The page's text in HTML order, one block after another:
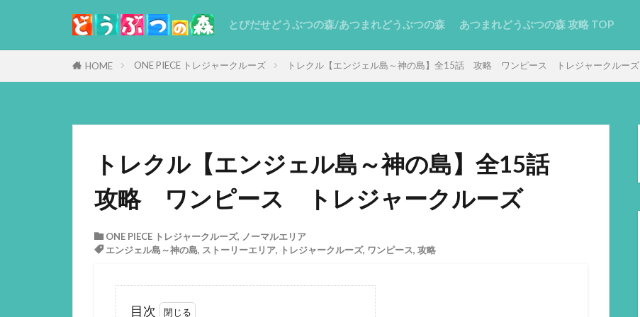
とびだせどうぶつの森/あつまれどうぶつの森 あつまれどうぶつの森 攻略 TOP
HOME ONE PIECE トレジャークルーズ トレクル【エンジェル島～神の島】全15話 攻略 ワンピース トレジャークルーズ
トレクル【エンジェル島～神の島】全15話
攻略 ワンピース トレジャークルーズ
ONE PIECE トレジャークルーズ, ノーマルエリア
エンジェル島～神の島, ストーリーエリア, トレジャークルーズ, ワンピース, 攻略
目次